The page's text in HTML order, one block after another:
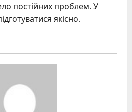
постійних проблем. У
якісно.